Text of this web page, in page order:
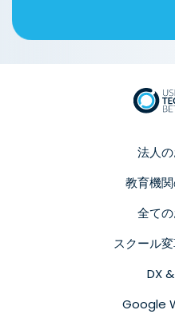
法人
教育機
全て
スクール
DX
Google